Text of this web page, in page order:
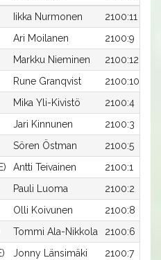
Iikka Nurmonen
2100:11
Ari Moilanen
2100:9
Markku Nieminen
2100:12
Rune Granqvist
2100:10
Mika Yli-Kivistö
2100:4
Jari Kinnunen
2100:3
Sören Östman
2100:5
Antti Teivainen
2100:1
Pauli Luoma
2100:2
Olli Koivunen
2100:8
Tommi Ala-Nikkola
2100:6
Jonny Länsimäki 2100:7